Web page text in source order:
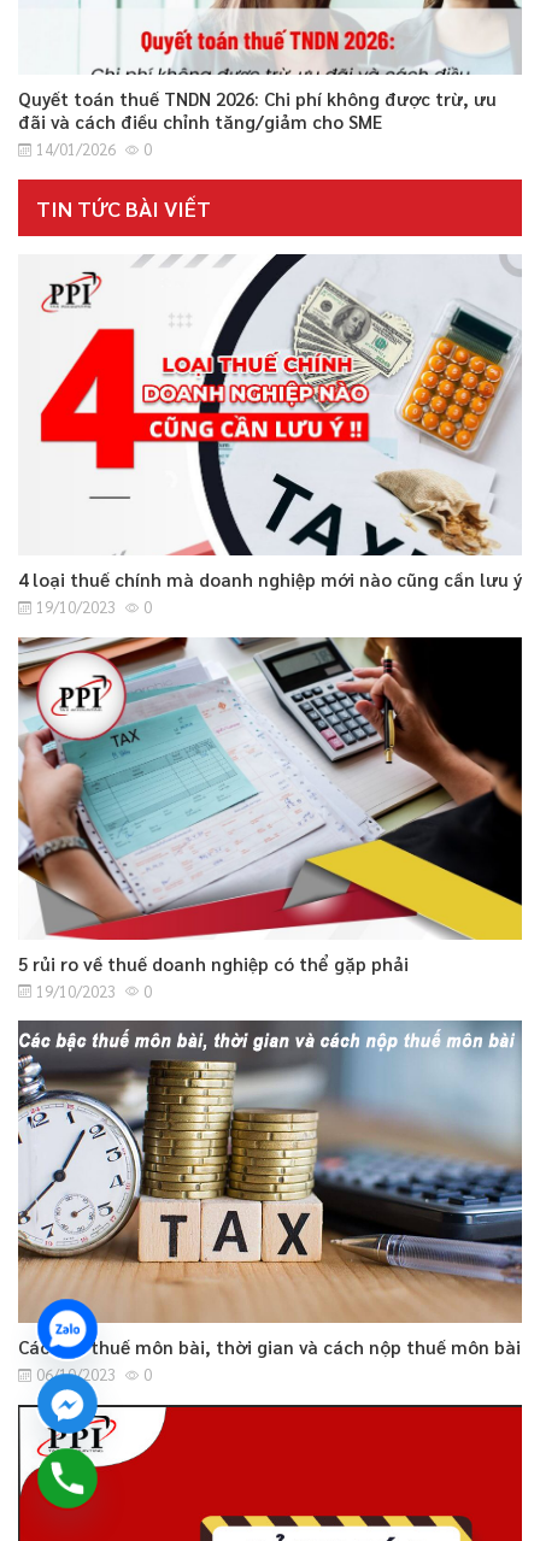
Quyết toán thuế TNDN 2026: Chi phí không được trừ, ưu
đãi và cách điều chỉnh tăng/giảm cho SME
14/01/2026 0
TIN TỨC BÀI VIẾT
4 loại thuế chính mà doanh nghiệp mới nào cũng cần lưu ý
19/10/2023 0
5 rủi ro về thuế doanh nghiệp có thể gặp phải
19/10/2023 0
Các bậc thuế môn bài, thời gian và cách nộp thuế môn bài
06/10/2023 0